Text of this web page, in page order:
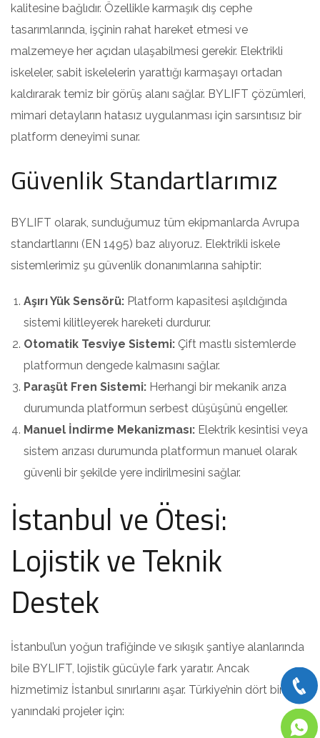
kalitesine bağlıdır. Özellikle karmaşık dış cephe
tasarımlarında, işçinin rahat hareket etmesi ve
malzemeye her açıdan ulaşabilmesi gerekir. Elektrikli
iskeleler, sabit iskelelerin yarattığı karmaşayı ortadan
kaldırarak temiz bir görüş alanı sağlar. BYLIFT çözümleri,
mimari detayların hatasız uygulanması için sarsıntısız bir
platform deneyimi sunar.
Güvenlik Standartlarımız
BYLIFT olarak, sunduğumuz tüm ekipmanlarda Avrupa
standartlarını (EN 1495) baz alıyoruz. Elektrikli iskele
sistemlerimiz şu güvenlik donanımlarına sahiptir:
Aşırı Yük Sensörü: Platform kapasitesi aşıldığında
sistemi kilitleyerek hareketi durdurur.
Otomatik Tesviye Sistemi: Çift mastlı sistemlerde
platformun dengede kalmasını sağlar.
Paraşüt Fren Sistemi: Herhangi bir mekanik arıza
durumunda platformun serbest düşüşünü engeller.
Manuel İndirme Mekanizması: Elektrik kesintisi veya
sistem arızası durumunda platformun manuel olarak
güvenli bir şekilde yere indirilmesini sağlar.
İstanbul ve Ötesi:
Lojistik ve Teknik
Destek
İstanbul’un yoğun trafiğinde ve sıkışık şantiye alanlarında
bile BYLIFT, lojistik gücüyle fark yaratır. Ancak
hizmetimiz İstanbul sınırlarını aşar. Türkiye’nin dört bir
yanındaki projeler için: